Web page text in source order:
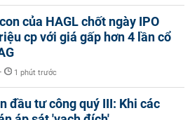
của HAGL chốt ngày IPO
cp với giá gấp hơn 4 lần cổ
- 1 phút trước
đầu tư công quý III: Khi các